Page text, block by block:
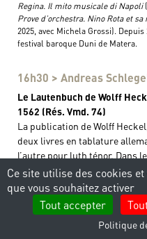
Regina. Il mito musicale di Napoli
Prove d’orchestra. Nino Rota et
2025, avec Michela Grossi).
festival baroque Duni de Matera.
16h30 > Andreas
Le Lautenbuch de Wolff
1562 (Rés. Vmd. 74)
La publication de Wolff
deux livres en tablature
l’autre pour luth ténor. Dans
première partie 40 duos,
livre de tablature pour luth
ténor. L’édition de 1562,
deuxième édition du
date de 1556 et a également
Ce site utilise des cookies
que vous souhaitez activer
Tout accepter
Politique